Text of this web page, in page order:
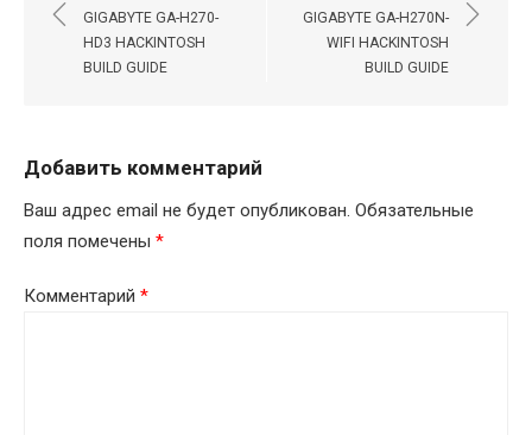
по
записям
GIGABYTE GA-H270-
HD3 HACKINTOSH
BUILD GUIDE
GIGABYTE GA-H270N-
WIFI HACKINTOSH
BUILD GUIDE
Добавить комментарий
Ваш адрес email не будет опубликован. Обязательные
поля помечены *
Комментарий *